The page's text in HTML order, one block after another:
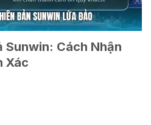
Sunwin: Cách Nhận
Xác